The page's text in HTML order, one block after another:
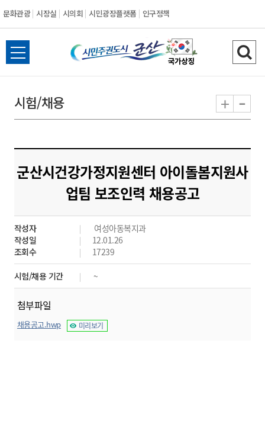
문화관광 시장실 시의회 시민광장플랫폼 인구정책
시
민
도
시
군
산
전
체
뉴
열
검
색
기
시험/채용 + -
군산시건강가정지원센터 아이돌봄지원사
업팀 보조인력 채용공고
작성자
여성아동복지과
작성일
12.01.26
조회수
17239
시험/채용 기간 ~
첨부파일
채용공고.hwp 미리보기